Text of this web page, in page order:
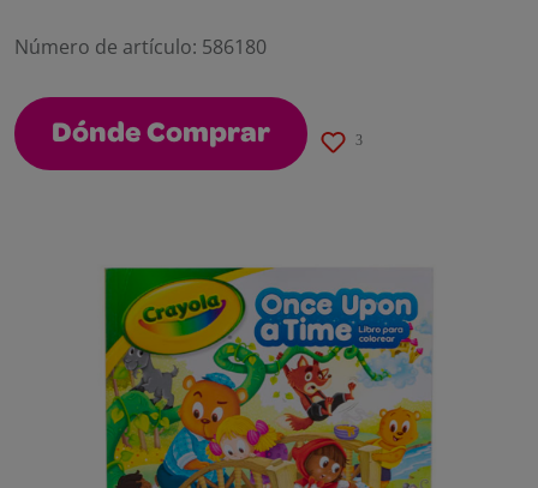
Número de artículo: 586180
Dónde Comprar 3